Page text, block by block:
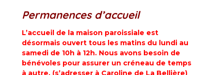
Permanences d’accueil
L’accueil de la maison paroissiale est
désormais ouvert tous les matins du lundi au
samedi de 10h à 12h. Nous avons besoin de
bénévoles pour assurer un créneau de temps
à autre. (s’adresser à Caroline de La Bellière)